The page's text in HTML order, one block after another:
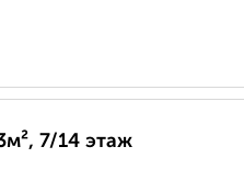
7/14 этаж